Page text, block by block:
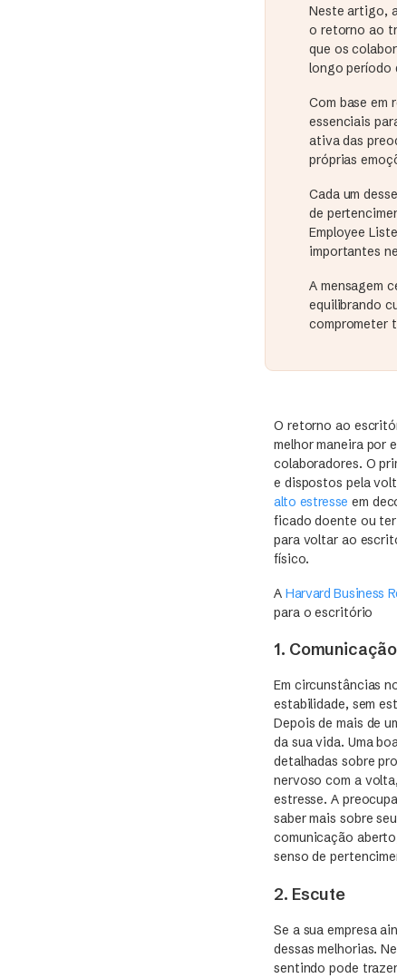
Neste artigo,
o retorno ao
que os
longo período
Com base em
essenciais
ativa das
próprias
Cada um
de
Employee
importantes
A mensagem
equilibrando
comprometer
O retorno ao
melhor maneira por
colaboradores. O
e dispostos pela
alto estresse em
ficado doente ou
para voltar ao
físico.
A Harvard Business
para o escritório
1. Comunicação
Em circunstâncias
estabilidade, sem
Depois de mais de
da sua vida. Uma
detalhadas sobre
nervoso com a
estresse. A
saber mais sobre
comunicação
senso de
2. Escute
Se a sua empresa
dessas melhorias.
sentindo pode